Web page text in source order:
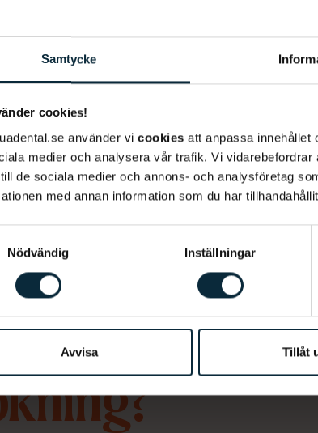
Samtycke
cookies!
använder vi cookies att anpassa innehållet
medier och analysera vår trafik. Vi
de sociala medier och annons- och analysföretag
med annan information som du har
Nödvändig
Inställningar
Avvisa Tillåt
Tandimplantat Risker och
en